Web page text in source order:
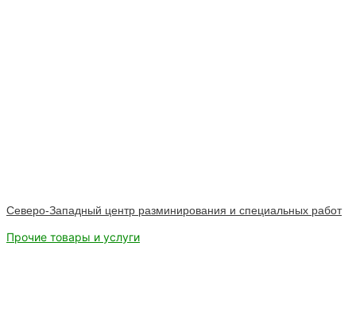
Северо-Западный центр разминирования и специальных работ
Прочие товары и услуги